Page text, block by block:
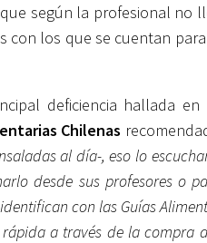
según la profesional no
con los que se cuentan
deficiencia hallada
Chilenas
al día-, eso lo
desde sus profesores o
con las Guías
a través de la compra